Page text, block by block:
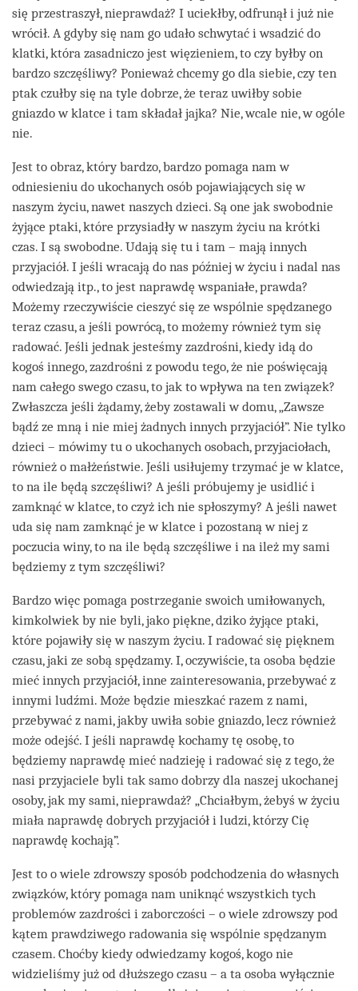
się przestraszył, nieprawdaż? I uciekłby, odfrunął i już nie
wrócił. A gdyby się nam go udało schwytać i wsadzić do
klatki, która zasadniczo jest więzieniem, to czy byłby on
bardzo szczęśliwy? Ponieważ chcemy go dla siebie, czy ten
ptak czułby się na tyle dobrze, że teraz uwiłby sobie
gniazdo w klatce i tam składał jajka? Nie, wcale nie, w ogóle
nie.
Jest to obraz, który bardzo, bardzo pomaga nam w
odniesieniu do ukochanych osób pojawiających się w
naszym życiu, nawet naszych dzieci. Są one jak swobodnie
żyjące ptaki, które przysiadły w naszym życiu na krótki
czas. I są swobodne. Udają się tu i tam – mają innych
przyjaciół. I jeśli wracają do nas później w życiu i nadal nas
odwiedzają itp., to jest naprawdę wspaniałe, prawda?
Możemy rzeczywiście cieszyć się ze wspólnie spędzanego
teraz czasu, a jeśli powrócą, to możemy również tym się
radować. Jeśli jednak jesteśmy zazdrośni, kiedy idą do
kogoś innego, zazdrośni z powodu tego, że nie poświęcają
nam całego swego czasu, to jak to wpływa na ten związek?
Zwłaszcza jeśli żądamy, żeby zostawali w domu, „Zawsze
bądź ze mną i nie miej żadnych innych przyjaciół”. Nie tylko
dzieci – mówimy tu o ukochanych osobach, przyjaciołach,
również o małżeństwie. Jeśli usiłujemy trzymać je w klatce,
to na ile będą szczęśliwi? A jeśli próbujemy je usidlić i
zamknąć w klatce, to czyż ich nie spłoszymy? A jeśli nawet
uda się nam zamknąć je w klatce i pozostaną w niej z
poczucia winy, to na ile będą szczęśliwe i na ileż my sami
będziemy z tym szczęśliwi?
Bardzo więc pomaga postrzeganie swoich umiłowanych,
kimkolwiek by nie byli, jako piękne, dziko żyjące ptaki,
które pojawiły się w naszym życiu. I radować się pięknem
czasu, jaki ze sobą spędzamy. I, oczywiście, ta osoba będzie
mieć innych przyjaciół, inne zainteresowania, przebywać z
innymi ludźmi. Może będzie mieszkać razem z nami,
przebywać z nami, jakby uwiła sobie gniazdo, lecz również
może odejść. I jeśli naprawdę kochamy tę osobę, to
będziemy naprawdę mieć nadzieję i radować się z tego, że
nasi przyjaciele byli tak samo dobrzy dla naszej ukochanej
osoby, jak my sami, nieprawdaż? „Chciałbym, żebyś w życiu
miała naprawdę dobrych przyjaciół i ludzi, którzy Cię
naprawdę kochają”.
Jest to o wiele zdrowszy sposób podchodzenia do własnych
związków, który pomaga nam uniknąć wszystkich tych
problemów zazdrości i zaborczości – o wiele zdrowszy pod
kątem prawdziwego radowania się wspólnie spędzanym
czasem. Choćby kiedy odwiedzamy kogoś, kogo nie
widzieliśmy już od dłuższego czasu – a ta osoba wyłącznie